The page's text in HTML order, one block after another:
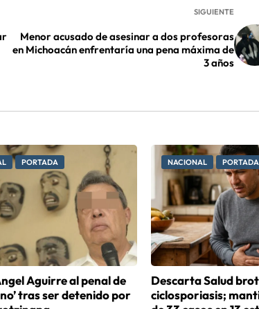
SIGUIENTE
Menor acusado de asesinar a dos profesoras
en Michoacán enfrentaría una pena máxima de
3 años
PORTADA
Aguirre al penal de
tras ser detenido por
NACIONAL PORTADA
Descarta Salud
ciclosporiasis;